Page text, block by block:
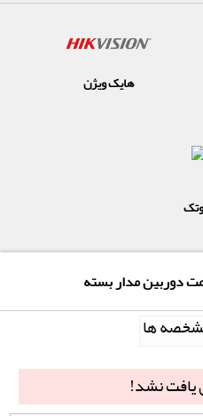
هایک ویژن
دوربین مدار بسته
ها
یافت نشد!